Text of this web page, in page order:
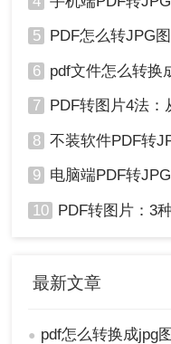
5 PDF怎么转JPG图
6 pdf文件怎么转换成jpg
7 PDF转图片4法：从单
8 不装软件PDF转JPG：4
9 电脑端PDF转JPG：4种
10 PDF转图片：3种主
最新文章
● pdf怎么转换成jpg